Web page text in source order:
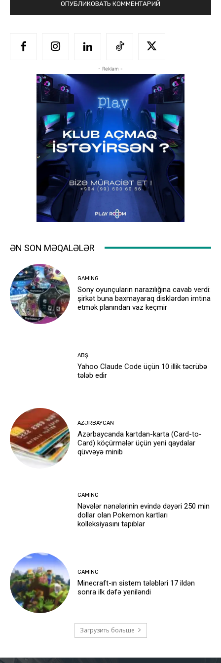
- Reklam -
ƏN SON MƏQALƏLƏR
GAMING
Sony oyunçuların narazılığına cavab verdi:
şirkət buna baxmayaraq disklərdən imtina
etmək planından vaz keçmir
ABŞ
Yahoo Claude Code üçün 10 illik təcrübə
tələb edir
AZƏRBAYCAN
Azərbaycanda kartdan-karta (Card-to-
Card) köçürmələr üçün yeni qaydalar
qüvvəyə minib
GAMING
Nəvələr nənələrinin evində dəyəri 250 min
dollar olan Pokemon kartları
kolleksiyasını tapıblar
GAMING
Minecraft-ın sistem tələbləri 17 ildən
sonra ilk dəfə yeniləndi
Загрузить больше